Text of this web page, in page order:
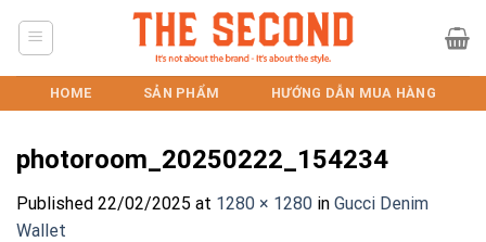
HOME SẢN PHẨM HƯỚNG DẪN MUA HÀNG
photoroom_20250222_154234
Published 22/02/2025 at 1280 × 1280 in Gucci Denim
Wallet